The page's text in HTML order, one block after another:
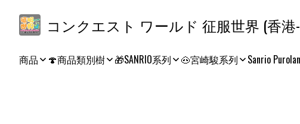
コンクエスト ワー
商品 🍄商品類別樹 🎁SANRIO系列 🐽宮崎駿系列 Sanrio